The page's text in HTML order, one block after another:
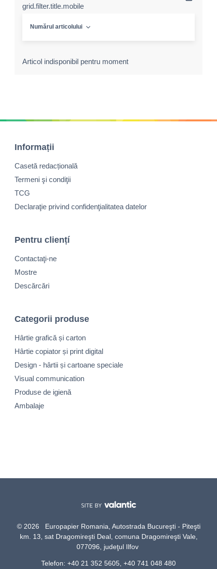
grid.filter.title.mobile
Numărul articolului
Articol indisponibil pentru moment
Informații
Casetă redacțională
Termeni şi condiţii
TCG
Declaraţie privind confidenţialitatea datelor
Pentru cliențí
Contactaţi-ne
Mostre
Descărcări
Categorii produse
Hârtie grafică și carton
Hârtie copiator și print digital
Design - hârtii și cartoane speciale
Visual communication
Produse de igienă
Ambalaje
© 2026 Europapier Romania, Autostrada Bucureşti - Piteşti
km. 13, sat Dragomireşti Deal, comuna Dragomireşti Vale,
077096, judeţul Ilfov
Telefon: +40 21 352 5605, +40 741 048 480